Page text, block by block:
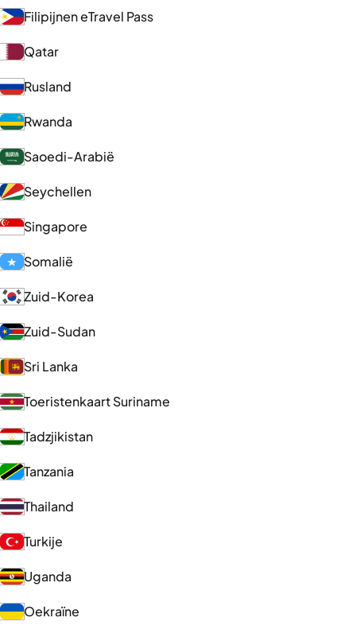
Filipijnen eTravel Pass
Qatar
Rusland
Rwanda
Saoedi-Arabië
Seychellen
Singapore
Somalië
Zuid-Korea
Zuid-Sudan
Sri Lanka
Toeristenkaart Suriname
Tadzjikistan
Tanzania
Thailand
Turkije
Uganda
Oekraïne